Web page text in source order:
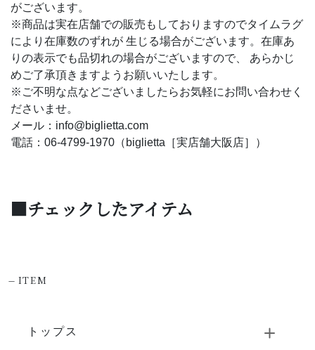
がございます。
※商品は実在店舗での販売もしておりますのでタイムラグ
により在庫数のずれが 生じる場合がございます。在庫あ
りの表示でも品切れの場合がございますので、 あらかじ
めご了承頂きますようお願いいたします。
※ご不明な点などございましたらお気軽にお問い合わせく
ださいませ。
メール：info@biglietta.com
電話：06-4799-1970（biglietta［実店舗大阪店］）
■チェックしたアイテム
-ITEM
トップス